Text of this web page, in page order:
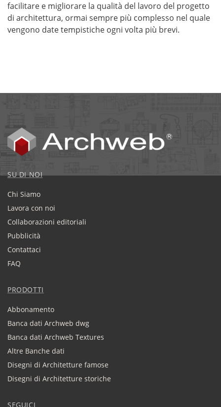
facilitare e migliorare la qualità del lavoro del progetto
di architettura, ormai sempre più complesso nel quale
vengono date tempistiche ogni volta più brevi.
SU DI NOI
Chi Siamo
Lavora con noi
Collaborazioni editoriali
Pubblicità
Contattaci
FAQ
PRODOTTI
Abbonamento
Banca dati Archweb dwg
Banca dati Archweb Textures
Altre Banche dati
Disegni di Architetture famose
Disegni di Architetture storiche
SEGUICI